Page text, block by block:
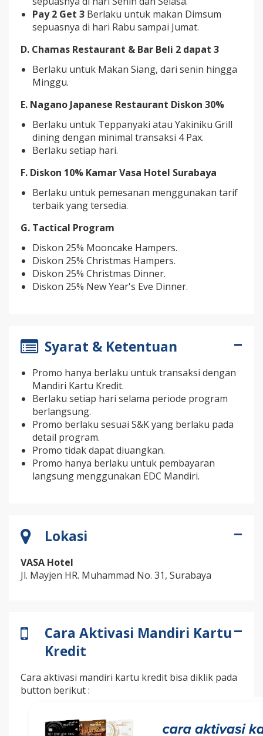
Pay 2 Get 3 Berlaku untuk makan Dimsum
sepuasnya di hari Rabu sampai Jumat.
D. Chamas Restaurant & Bar Beli 2 dapat 3
Berlaku untuk Makan Siang, dari senin hingga
Minggu.
E. Nagano Japanese Restaurant Diskon 30%
Berlaku untuk Teppanyaki atau Yakiniku Grill
dining dengan minimal transaksi 4 Pax.
Berlaku setiap hari.
F. Diskon 10% Kamar Vasa Hotel Surabaya
Berlaku untuk pemesanan menggunakan tarif
terbaik yang tersedia.
G. Tactical Program
Diskon 25% Mooncake Hampers.
Diskon 25% Christmas Hampers.
Diskon 25% Christmas Dinner.
Diskon 25% New Year's Eve Dinner.
Syarat & Ketentuan
Promo hanya berlaku untuk transaksi dengan
Mandiri Kartu Kredit.
Berlaku setiap hari selama periode program
berlangsung.
Promo berlaku sesuai S&K yang berlaku pada
detail program.
Promo tidak dapat diuangkan.
Promo hanya berlaku untuk pembayaran
langsung menggunakan EDC Mandiri.
Lokasi
VASA Hotel
Jl. Mayjen HR. Muhammad No. 31, Surabaya
Cara Aktivasi Mandiri Kartu
Kredit
Cara aktivasi mandiri kartu kredit bisa diklik pada
button berikut :